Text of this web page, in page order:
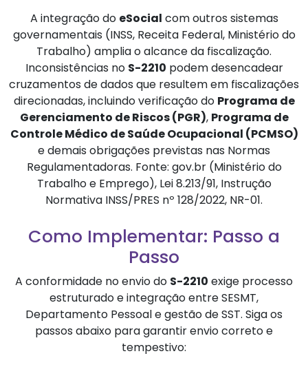
A integração do eSocial com outros sistemas
governamentais (INSS, Receita Federal, Ministério do
Trabalho) amplia o alcance da fiscalização.
Inconsistências no S-2210 podem desencadear
cruzamentos de dados que resultem em fiscalizações
direcionadas, incluindo verificação do Programa de
Gerenciamento de Riscos (PGR), Programa de
Controle Médico de Saúde Ocupacional (PCMSO)
e demais obrigações previstas nas Normas
Regulamentadoras. Fonte: gov.br (Ministério do
Trabalho e Emprego), Lei 8.213/91, Instrução
Normativa INSS/PRES nº 128/2022, NR-01.
Como Implementar: Passo a
Passo
A conformidade no envio do S-2210 exige processo
estruturado e integração entre SESMT,
Departamento Pessoal e gestão de SST. Siga os
passos abaixo para garantir envio correto e
tempestivo: